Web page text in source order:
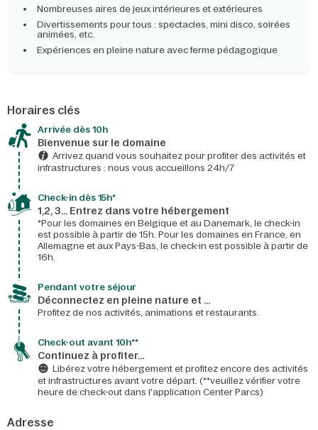
Nombreuses aires de jeux intérieures et extérieures
Divertissements pour tous : spectacles, mini disco, soirées
animées, etc.
Expériences en pleine nature avec ferme pédagogique
Horaires clés
Arrivée dès 10h​
Bienvenue sur le domaine​
Arrivez quand vous souhaitez pour profiter des activités et
infrastructures : nous vous accueillons 24h/7​
Check-in dès 15h*​
1,2, 3… Entrez dans votre hébergement
*Pour les domaines en Belgique et au Danemark, le check-in
est possible à partir de 15h. Pour les domaines en France, en
Allemagne et aux Pays-Bas, le check-in est possible à partir de
16h.
Pendant votre séjour
Déconnectez en pleine nature et …
Profitez de nos activités, animations et restaurants.
Check-out avant 10h**
Continuez à profiter…
Libérez votre hébergement et profitez encore des activités
et infrastructures avant votre départ. (**veuillez vérifier votre
heure de check-out dans l'application Center Parcs)
Adresse